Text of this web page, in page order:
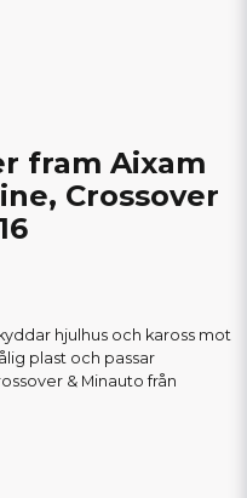
fram Aixam
Crossover
hjulhus och kaross mot
plast och passar
& Minauto från